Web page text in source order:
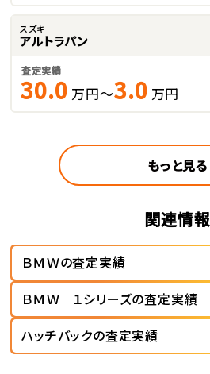
スズキ
アルトラパン
査定実績
30.0 万円～3.0 万円
もっと見る
関連情報
ＢＭＷの査定実績
ＢＭＷ １シリーズの査定実績
ハッチバックの査定実績